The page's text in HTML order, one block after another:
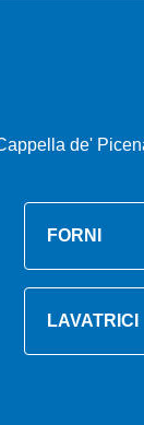
de'
FORNI
LAVATRICI